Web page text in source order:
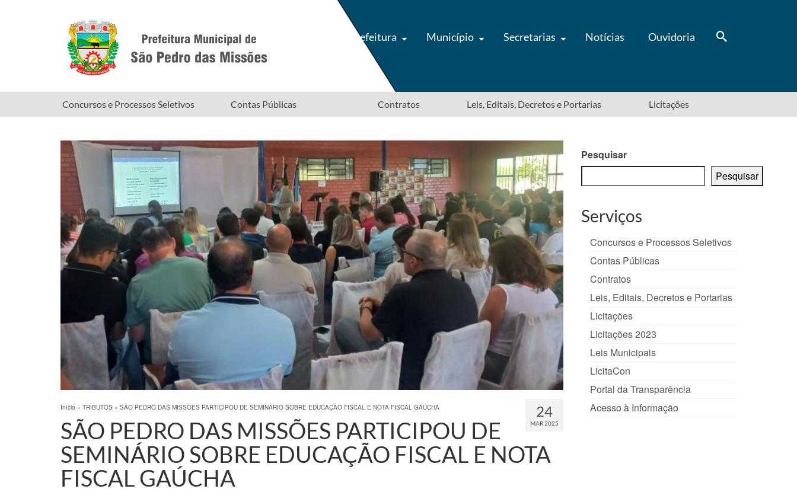
Prefeitura Município Secretarias Notícias Ouvidoria
Concursos e Processos Seletivos Contas Públicas Contratos Leis, Editais, Decretos e Portarias Licitações
24
MAR 2025
Início » TRIBUTOS » SÃO PEDRO DAS MISSÕES PARTICIPOU DE SEMINÁRIO SOBRE EDUCAÇÃO FISCAL E NOTA FISCAL GAÚCHA
SÃO PEDRO DAS MISSÕES PARTICIPOU DE
SEMINÁRIO SOBRE EDUCAÇÃO FISCAL E NOTA
FISCAL GAÚCHA
Pesquisar
Pesquisar
Serviços
Concursos e Processos Seletivos
Contas Públicas
Contratos
Leis, Editais, Decretos e Portarias
Licitações
Licitações 2023
Leis Municipais
LicitaCon
Portal da Transparência
Acesso à Informação